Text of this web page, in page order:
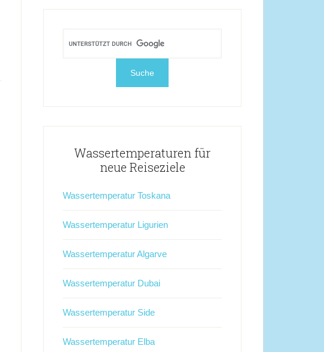
Wassertemperaturen für
neue Reiseziele
Wassertemperatur Toskana
Wassertemperatur Ligurien
Wassertemperatur Algarve
Wassertemperatur Dubai
Wassertemperatur Side
Wassertemperatur Elba